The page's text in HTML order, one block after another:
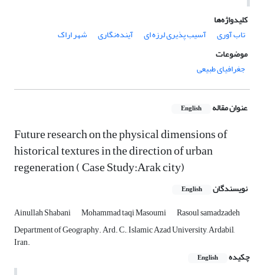
کلیدواژه‌ها
تاب آوری
آسیب پذیری لرزه ای آینده‌نگاری
شهر اراک
موضوعات
جغرافیای طبیعی
عنوان مقاله English
Future research on the physical dimensions of
historical textures in the direction of urban
regeneration ( Case Study:Arak city)
نویسندگان English
Ainullah Shabani Mohammad taqi Masoumi
Rasoul samadzadeh
Department of Geography. Ard. C., Islamic Azad University, Ardabil,
Iran.
چکیده
English